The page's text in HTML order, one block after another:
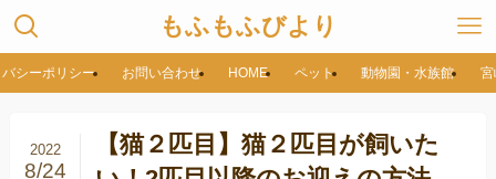
もふもふびより
シーポリシー お問い合わせ HOME ペット 動物園・水族館
【猫２匹目】猫２匹目が飼いた
2022
8/24